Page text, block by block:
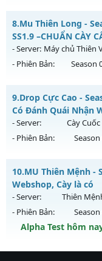
Antihack: antihack
MU HỎA LONG 6.9
Mu mới ra tháng 07
https://
31/07/2626
Kiểu reset: Non Reset
Thể loại: Mu Nguyên
Antihack: Xshiel
8.Mu Thiên Long -
SS1.9 –CHUẨN CÀY
- Server: Máy chủ Thiên
- Phiên Bản:
Season
Mu Thiên Long - MU
Mu mới ra tháng 08
Vương vào 22h
Exp: 50x - Drop: 100%
Thể loại: Mu Nguyên
Antihack: Gameguard
9.Drop Cực Cao -
Có Đánh Quái Nhận
- Server: Cày Cuốc
- Phiên Bản:
Season
Drop Cực Cao - Cày
Mu mới ra tháng 08
ngày 16/08/2626
Exp: 888x - Drop: 20%
Kiểu reset: Non Reset
Thể loại: Mu Nguyên
10.MU Thiên Mệnh -
Webshop, Cày là có
- Server: Thiên
- Phiên Bản:
Season
Alpha Test hôm
MU Thiên Mệnh -